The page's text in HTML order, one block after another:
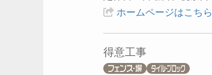
ホームページはこちら
得意工事